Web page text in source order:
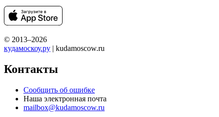
© 2013–2026
кудамоскоу.ру | kudamoscow.ru
Контакты
Сообщить об ошибке
Наша электронная почта
mailbox@kudamoscow.ru